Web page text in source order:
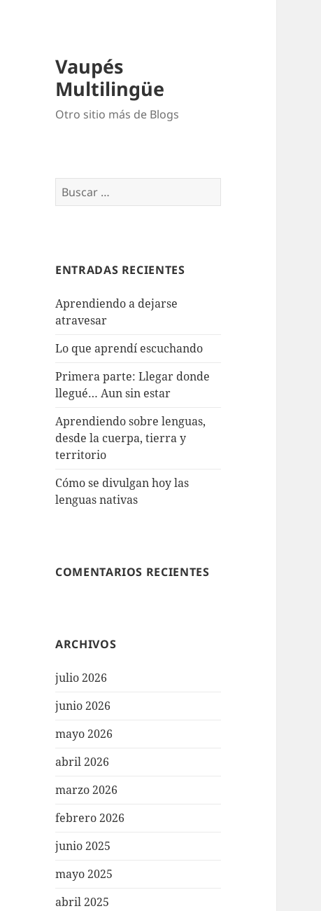
Vaupés
Multilingüe
Otro sitio más de Blogs
ENTRADAS RECIENTES
Aprendiendo a dejarse
atravesar
Lo que aprendí escuchando
Primera parte: Llegar donde
llegué… Aun sin estar
Aprendiendo sobre lenguas,
desde la cuerpa, tierra y
territorio
Cómo se divulgan hoy las
lenguas nativas
COMENTARIOS RECIENTES
ARCHIVOS
julio 2026
junio 2026
mayo 2026
abril 2026
marzo 2026
febrero 2026
junio 2025
mayo 2025
abril 2025